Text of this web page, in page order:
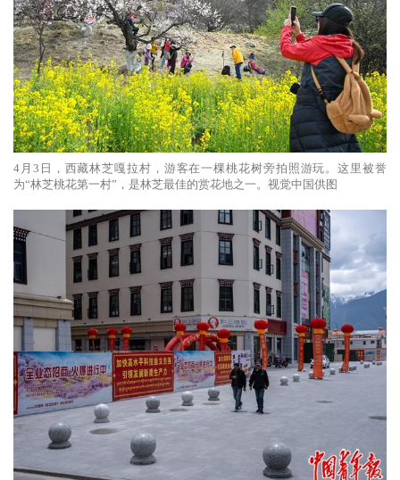
4月3日，西藏林芝嘎拉村，游客在一棵桃花树旁拍照游玩。这里被誉
为“林芝桃花第一村”，是林芝最佳的赏花地之一。视觉中国供图